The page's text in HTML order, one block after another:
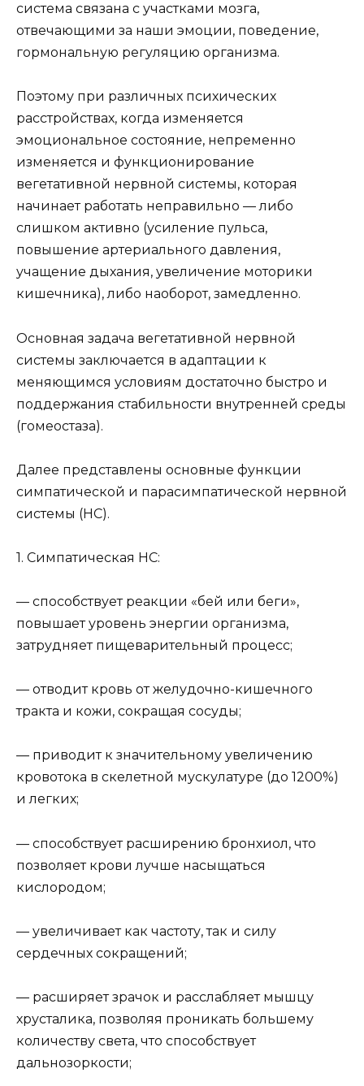
система связана с участками мозга,
отвечающими за наши эмоции, поведение,
гормональную регуляцию организма.
Поэтому при различных психических
расстройствах, когда изменяется
эмоциональное состояние, непременно
изменяется и функционирование
вегетативной нервной системы, которая
начинает работать неправильно — либо
слишком активно (усиление пульса,
повышение артериального давления,
учащение дыхания, увеличение моторики
кишечника), либо наоборот, замедленно.
Основная задача вегетативной нервной
системы заключается в адаптации к
меняющимся условиям достаточно быстро и
поддержания стабильности внутренней среды
(гомеостаза).
Далее представлены основные функции
симпатической и парасимпатической нервной
системы (НС).
1. Симпатическая НС:
— способствует реакции «бей или беги»,
повышает уровень энергии организма,
затрудняет пищеварительный процесс;
— отводит кровь от желудочно-кишечного
тракта и кожи, сокращая сосуды;
— приводит к значительному увеличению
кровотока в скелетной мускулатуре (до 1200%)
и легких;
— способствует расширению бронхиол, что
позволяет крови лучше насыщаться
кислородом;
— увеличивает как частоту, так и силу
сердечных сокращений;
— расширяет зрачок и расслабляет мышцу
хрусталика, позволяя проникать большему
количеству света, что способствует
дальнозоркости;